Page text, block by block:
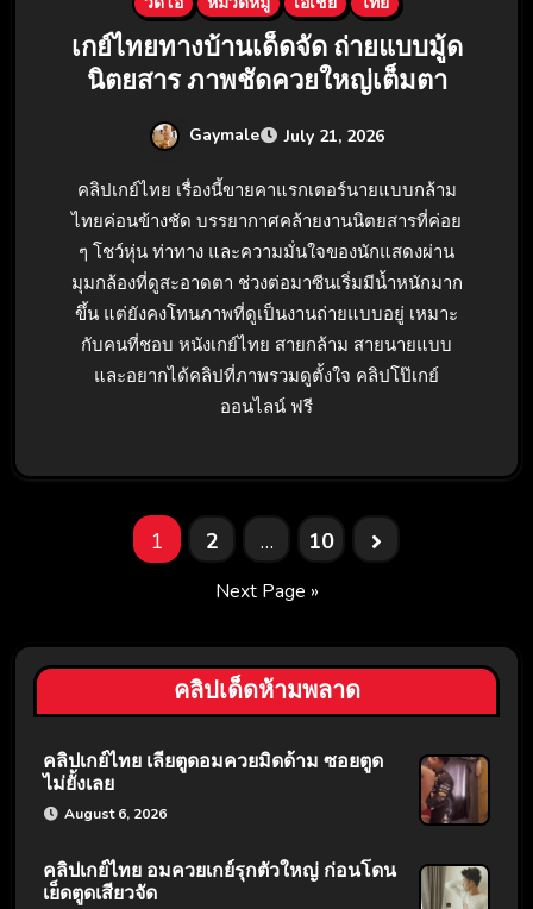
เกย์ไทยทางบ้านเด็ดจัด ถ่ายแบบมู้ด
นิตยสาร ภาพชัดควยใหญ่เต็มตา
Gaymale July 21, 2026
คลิปเกย์ไทย เรื่องนี้ขายคาแรกเตอร์นายแบบกล้าม
ไทยค่อนข้างชัด บรรยากาศคล้ายงานนิตยสารที่ค่อย
ๆ โชว์หุ่น ท่าทาง และความมั่นใจของนักแสดงผ่าน
มุมกล้องที่ดูสะอาดตา ช่วงต่อมาซีนเริ่มมีน้ำหนักมาก
ขึ้น แต่ยังคงโทนภาพที่ดูเป็นงานถ่ายแบบอยู่ เหมาะ
กับคนที่ชอบ หนังเกย์ไทย สายกล้าม สายนายแบบ
และอยากได้คลิปที่ภาพรวมดูตั้งใจ คลิปโป๊เกย์
ออนไลน์ ฟรี
1 2 … 10
Next Page »
คลิปเด็ดห้ามพลาด
คลิปเกย์ไทย เลียตูดอมควยมิดด้าม ซอยตูด
ไม่ยั้งเลย
August 6, 2026
คลิปเกย์ไทย อมควยเกย์รุกตัวใหญ่ ก่อนโดน
เย็ดตูดเสียวจัด